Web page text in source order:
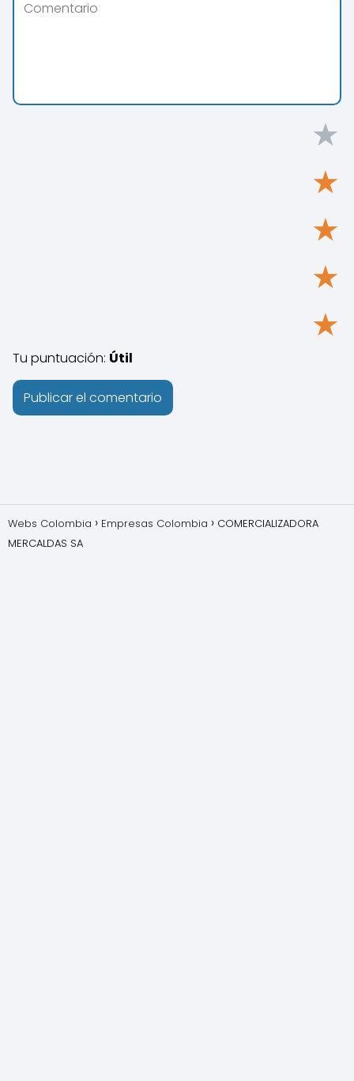
★
★
★
★
★
Tu puntuación: Útil
Webs Colombia Empresas Colombia
COMERCIALIZADORA
MERCALDAS SA